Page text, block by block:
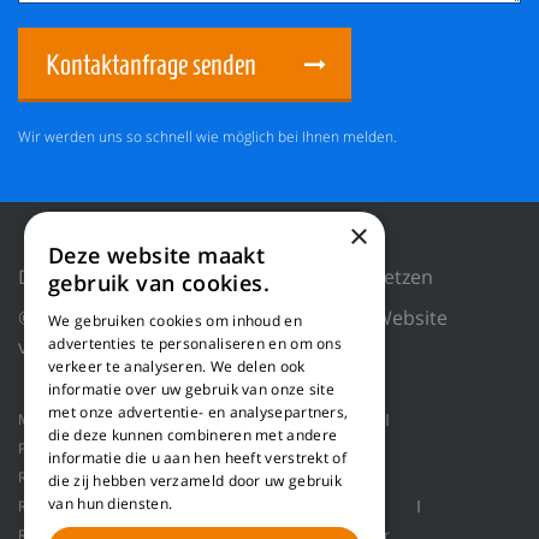
Kontaktanfrage senden
Wir werden uns so schnell wie möglich bei Ihnen melden.
Datenschutzrichtlinie
Cookies zurücksetzen
© 2018 WILLEMS BALING EQUIPMENT |
Website
von Blue Dragon Digital Technology.
Maschinen Produktanwendungen
Über uns
Projekte
Service
Zerspanungsmaschine
Rohstoffe-Fördertechnik
Ballenpressen
Roboter Handling
Pallet packaging
Refinerlinie zur Herstellung von Holzfasern
Refiner
×
Deze website maakt
gebruik van cookies.
We gebruiken cookies om inhoud en
advertenties te personaliseren en om ons
verkeer te analyseren. We delen ook
informatie over uw gebruik van onze site
met onze advertentie- en analysepartners,
die deze kunnen combineren met andere
informatie die u aan hen heeft verstrekt of
die zij hebben verzameld door uw gebruik
van hun diensten.